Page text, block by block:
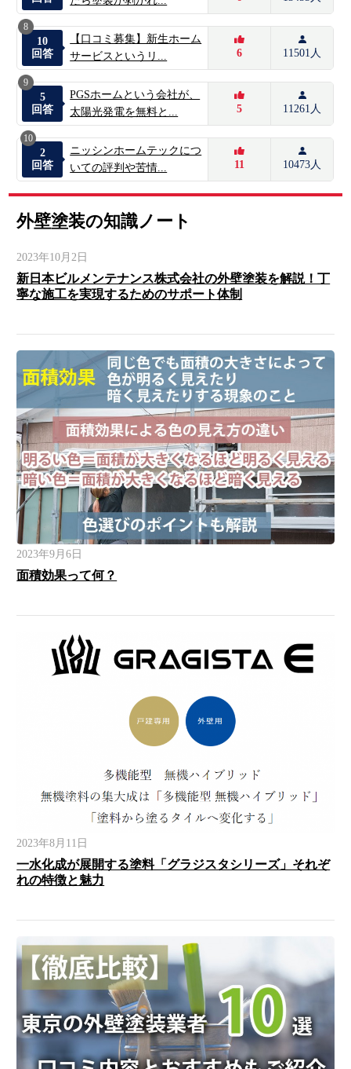
8
10
回答
【口コミ募集】新生ホーム
サービスというリ...
6 11501人
9
5
回答
PGSホームという会社が、
太陽光発電を無料と...
5 11261人
10
2
回答
ニッシンホームテックにつ
いての評判や苦情...
11 10473人
外壁塗装の知識ノート
2023年10月2日
新日本ビルメンテナンス株式会社の外壁塗装を解説！丁
寧な施工を実現するためのサポート体制
2023年9月6日
面積効果って何？
2023年8月11日
一水化成が展開する塗料「グラジスタシリーズ」それぞ
れの特徴と魅力